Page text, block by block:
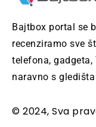
Bajtbox portal se
recenziramo sve
telefona,
naravno s
© 2024, Sva